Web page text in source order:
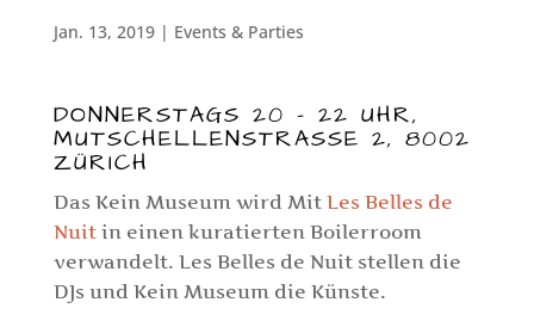
Jan. 13, 2019| Events & Parties
DONNERSTAGS 20 – 22 UHR,
MUTSCHELLENSTRASSE 2, 8002
ZÜRICH
Das Kein Museum wird Mit Les Belles de
Nuitin einen kuratierten Boilerroom
verwandelt. Les Belles de Nuit stellen die
DJs und Kein Museum die Künste.